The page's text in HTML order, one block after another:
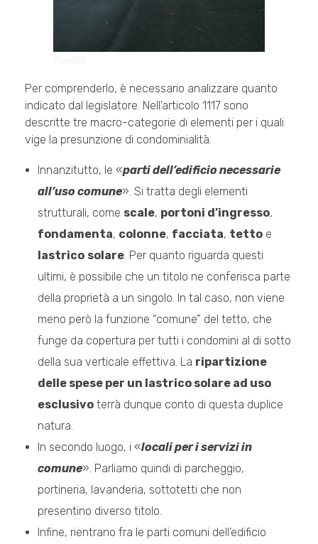
Per comprenderlo, è necessario analizzare quanto
indicato dal legislatore. Nell’articolo 1117 sono
descritte tre macro-categorie di elementi per i quali
vige la presunzione di condominialità.
Innanzitutto, le «parti dell’edificio necessarie
all’uso comune». Si tratta degli elementi
strutturali, come scale, portoni d’ingresso,
fondamenta, colonne, facciata, tettoe
lastrico solare. Per quanto riguarda questi
ultimi, è possibile che un titolo ne conferisca parte
della proprietà a un singolo. In tal caso, non viene
meno però la funzione “comune” del tetto, che
funge da copertura per tutti i condomini al di sotto
della sua verticale effettiva. La ripartizione
delle spese per un lastrico solare ad uso
esclusivoterrà dunque conto di questa duplice
natura.
In secondo luogo, i «locali per i servizi in
comune». Parliamo quindi di parcheggio,
portineria, lavanderia, sottotetti che non
presentino diverso titolo.
Infine, rientrano fra le parti comuni dell’edificio